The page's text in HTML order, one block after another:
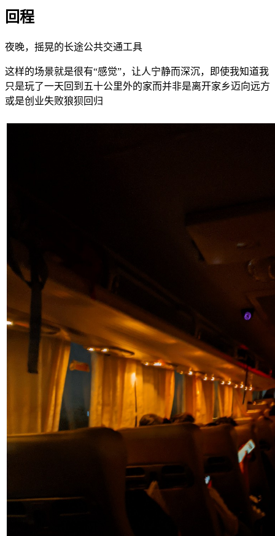
回程
夜晚，摇晃的长途公共交通工具
这样的场景就是很有“感觉”，让人宁静而深沉，即使我知道我
只是玩了一天回到五十公里外的家而并非是离开家乡迈向远方
或是创业失败狼狈回归